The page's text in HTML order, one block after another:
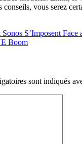
vous serez
S’Imposent
Boom
sont indiqués